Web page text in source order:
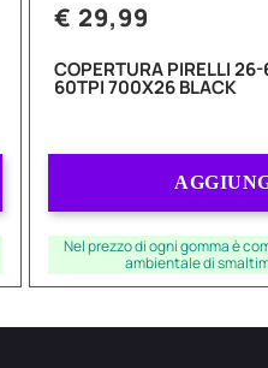
€ 29,99
COPERTURA PIRELLI
60TPI 700X26 BLACK
Nel prezzo di ogni gomma è
ambientale di